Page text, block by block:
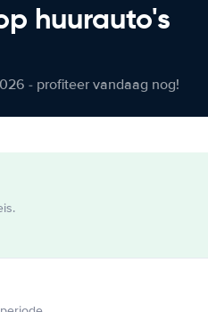
huurauto's
- profiteer vandaag nog!